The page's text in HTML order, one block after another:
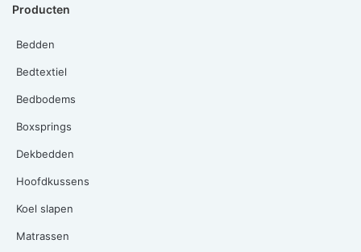
Producten
Bedden
Bedtextiel
Bedbodems
Boxsprings
Dekbedden
Hoofdkussens
Koel slapen
Matrassen